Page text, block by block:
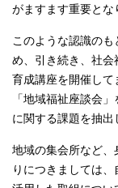
がますます重要とな
このような認識の
め、引き続き、社
育成講座を開催し
「地域福祉座談会
に関する課題を抽出
地域の集会所など、
りにつきましては